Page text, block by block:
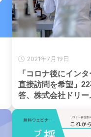
2021年7月19日
「コロナ後にイン
直接訪問を希望」
答、株式会社ドリ